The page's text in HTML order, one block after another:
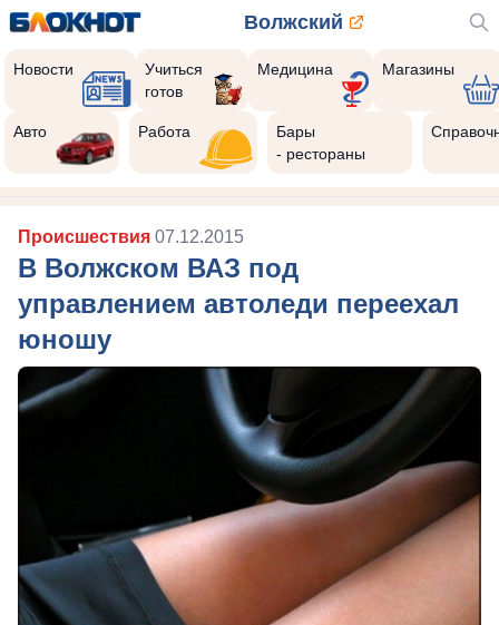
Волжский
Новости
Учиться
готов
Медицина Магазины
Авто Работа
Бары
- рестораны
Происшествия 07.12.2015
В Волжском ВАЗ под
управлением автоледи переехал
юношу